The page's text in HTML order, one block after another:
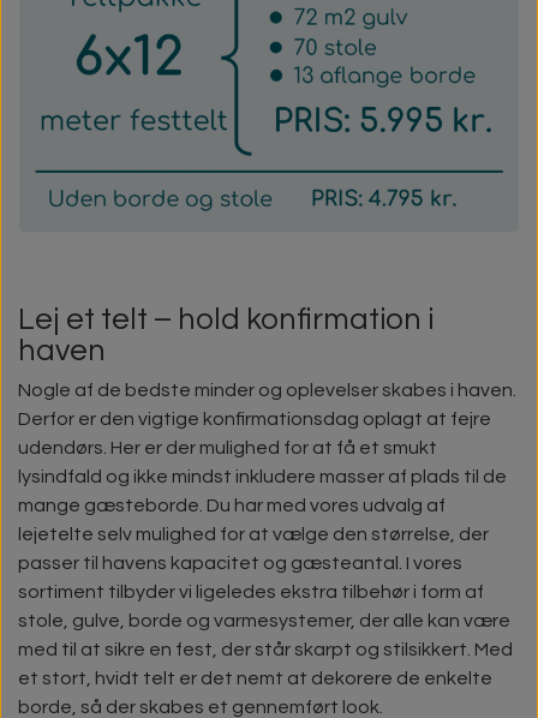
Lej et telt – hold konfirmation i
haven
Nogle af de bedste minder og oplevelser skabes i haven.
Derfor er den vigtige konfirmationsdag oplagt at fejre
udendørs. Her er der mulighed for at få et smukt
lysindfald og ikke mindst inkludere masser af plads til de
mange gæsteborde. Du har med vores udvalg af
lejetelte selv mulighed for at vælge den størrelse, der
passer til havens kapacitet og gæsteantal. I vores
sortiment tilbyder vi ligeledes ekstra tilbehør i form af
stole, gulve, borde og varmesystemer, der alle kan være
med til at sikre en fest, der står skarpt og stilsikkert. Med
et stort, hvidt telt er det nemt at dekorere de enkelte
borde, så der skabes et gennemført look.